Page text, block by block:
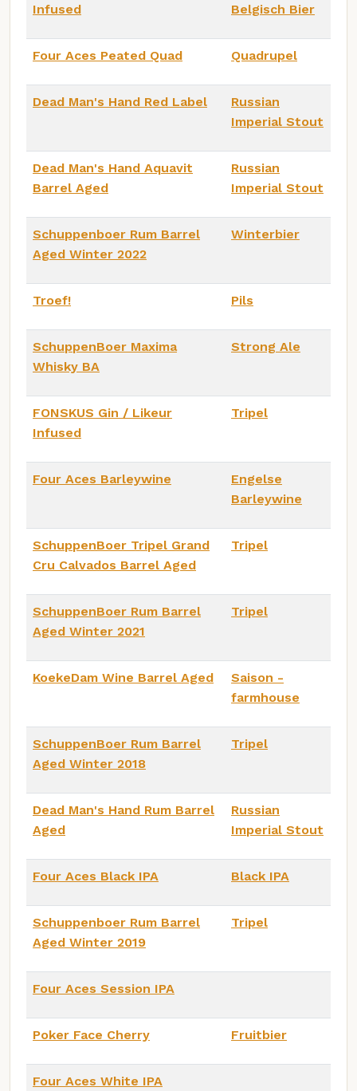
Infused
Belgisch Bier
Four Aces Peated Quad Quadrupel
Dead Man's Hand Red Label
Russian
Imperial Stout
Dead Man's Hand Aquavit
Barrel Aged
Russian
Imperial Stout
Schuppenboer Rum Barrel
Aged Winter 2022
Winterbier
Troef! Pils
SchuppenBoer Maxima
Whisky BA
Strong Ale
FONSKUS Gin / Likeur
Infused
Tripel
Four Aces Barleywine
Engelse
Barleywine
SchuppenBoer Tripel Grand
Cru Calvados Barrel Aged
Tripel
SchuppenBoer Rum Barrel
Aged Winter 2021
Tripel
KoekeDam Wine Barrel Aged
Saison -
farmhouse
SchuppenBoer Rum Barrel
Aged Winter 2018
Tripel
Dead Man's Hand Rum Barrel
Aged
Russian
Imperial Stout
Four Aces Black IPA Black IPA
Schuppenboer Rum Barrel
Aged Winter 2019
Tripel
Four Aces Session IPA
Poker Face Cherry Fruitbier
Four Aces White IPA